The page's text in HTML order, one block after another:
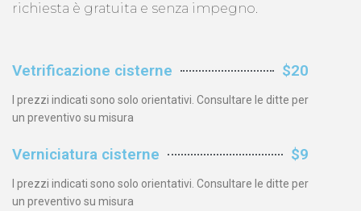
richiesta è gratuita e senza impegno.
Vetrificazione cisterne $20
I prezzi indicati sono solo orientativi. Consultare le ditte per
un preventivo su misura
Verniciatura cisterne $9
I prezzi indicati sono solo orientativi. Consultare le ditte per
un preventivo su misura